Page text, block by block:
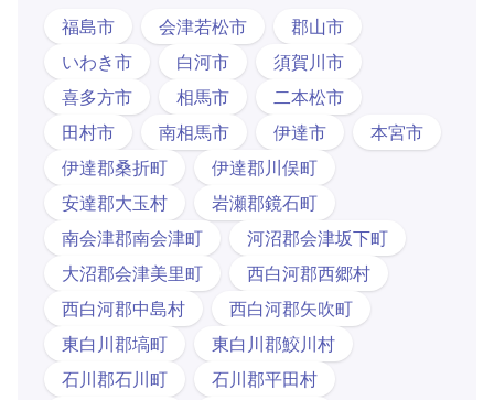
福島市 会津若松市
郡山市
いわき市
白河市
須賀川市
喜多方市
相馬市
二本松市
田村市
南相馬市 伊達市
本宮市
伊達郡桑折町
伊達郡川俣町
安達郡大玉村
岩瀬郡鏡石町
南会津郡南会津町
河沼郡会津坂下町
大沼郡会津美里町
西白河郡西郷村
西白河郡中島村
西白河郡矢吹町
東白川郡塙町
東白川郡鮫川村
石川郡石川町
石川郡平田村